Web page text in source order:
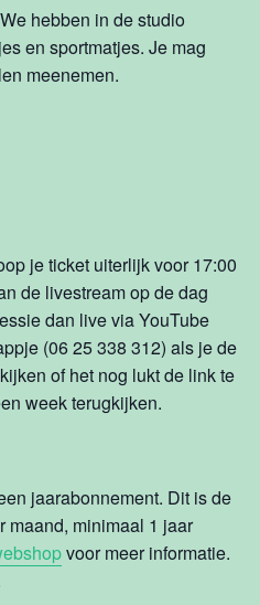
hebben in de studio
en sportmatjes. Je mag
meenemen.
je ticket uiterlijk voor 17:00
de livestream op de dag
dan live via YouTube
(06 25 338 312) als je de
of het nog lukt de link te
week terugkijken.
jaarabonnement. Dit is de
maand, minimaal 1 jaar
voor meer informatie.